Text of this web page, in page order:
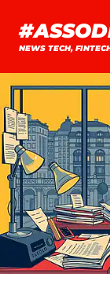
contenuto
NEWS TECH,